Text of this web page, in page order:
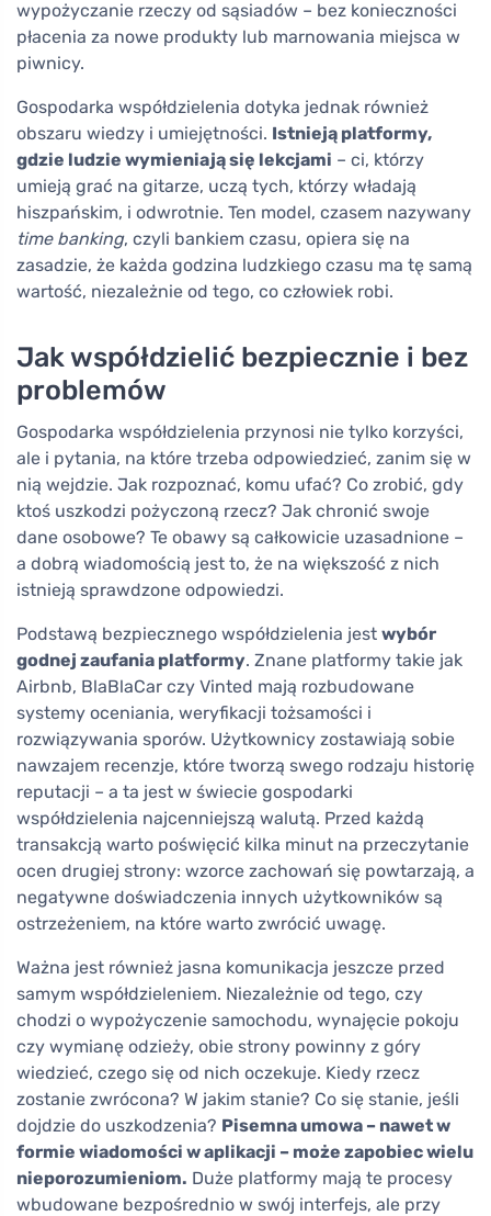
wypożyczanie rzeczy od sąsiadów – bez konieczności
płacenia za nowe produkty lub marnowania miejsca w
piwnicy.
Gospodarka współdzielenia dotyka jednak również
obszaru wiedzy i umiejętności. Istnieją platformy,
gdzie ludzie wymieniają się lekcjami – ci, którzy
umieją grać na gitarze, uczą tych, którzy władają
hiszpańskim, i odwrotnie. Ten model, czasem nazywany
time banking, czyli bankiem czasu, opiera się na
zasadzie, że każda godzina ludzkiego czasu ma tę samą
wartość, niezależnie od tego, co człowiek robi.
Jak współdzielić bezpiecznie i bez
problemów
Gospodarka współdzielenia przynosi nie tylko korzyści,
ale i pytania, na które trzeba odpowiedzieć, zanim się w
nią wejdzie. Jak rozpoznać, komu ufać? Co zrobić, gdy
ktoś uszkodzi pożyczoną rzecz? Jak chronić swoje
dane osobowe? Te obawy są całkowicie uzasadnione –
a dobrą wiadomością jest to, że na większość z nich
istnieją sprawdzone odpowiedzi.
Podstawą bezpiecznego współdzielenia jest wybór
godnej zaufania platformy. Znane platformy takie jak
Airbnb, BlaBlaCar czy Vinted mają rozbudowane
systemy oceniania, weryfikacji tożsamości i
rozwiązywania sporów. Użytkownicy zostawiają sobie
nawzajem recenzje, które tworzą swego rodzaju historię
reputacji – a ta jest w świecie gospodarki
współdzielenia najcenniejszą walutą. Przed każdą
transakcją warto poświęcić kilka minut na przeczytanie
ocen drugiej strony: wzorce zachowań się powtarzają, a
negatywne doświadczenia innych użytkowników są
ostrzeżeniem, na które warto zwrócić uwagę.
Ważna jest również jasna komunikacja jeszcze przed
samym współdzieleniem. Niezależnie od tego, czy
chodzi o wypożyczenie samochodu, wynajęcie pokoju
czy wymianę odzieży, obie strony powinny z góry
wiedzieć, czego się od nich oczekuje. Kiedy rzecz
zostanie zwrócona? W jakim stanie? Co się stanie, jeśli
dojdzie do uszkodzenia? Pisemna umowa – nawet w
formie wiadomości w aplikacji – może zapobiec wielu
nieporozumieniom. Duże platformy mają te procesy
wbudowane bezpośrednio w swój interfejs, ale przy